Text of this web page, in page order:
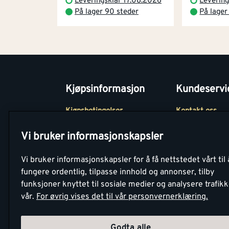
På lager 90 steder
På
Kjøpsinformasjon
Kjøpsbetingelser
Betaling
Retur- og
angrerettsskjema
Kontakt oss
Montér Bedrift
Vi bruker informasjonskapsler
Vi bruker informasjonskapsler for å få nettstedet vårt til
fungere ordentlig, tilpasse innhold og annonser, tilby
funksjoner knyttet til sosiale medier og analysere
vår. For øvrig vises det til vår personvernerklæring.